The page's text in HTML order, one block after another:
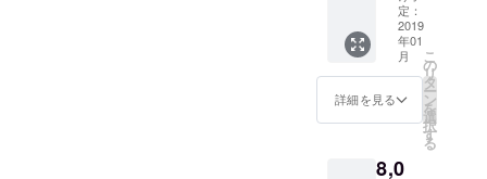
のリ
ターン
品を参
照して
下さ
い。
途新た
にリ
ターン
品を出
す予定
です。)
ており
メージ
した天
体とな
りま
す。 ア
ポロ(太
陽)、
ディア
メルク
定：
2019
年01
月
詳細を見る
こ
の
リ
タ
ー
ン
を
選
択
す
る
8,0